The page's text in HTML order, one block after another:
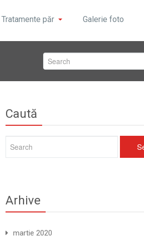
Tratamente păr Galerie foto
Caută
Arhive
martie 2020